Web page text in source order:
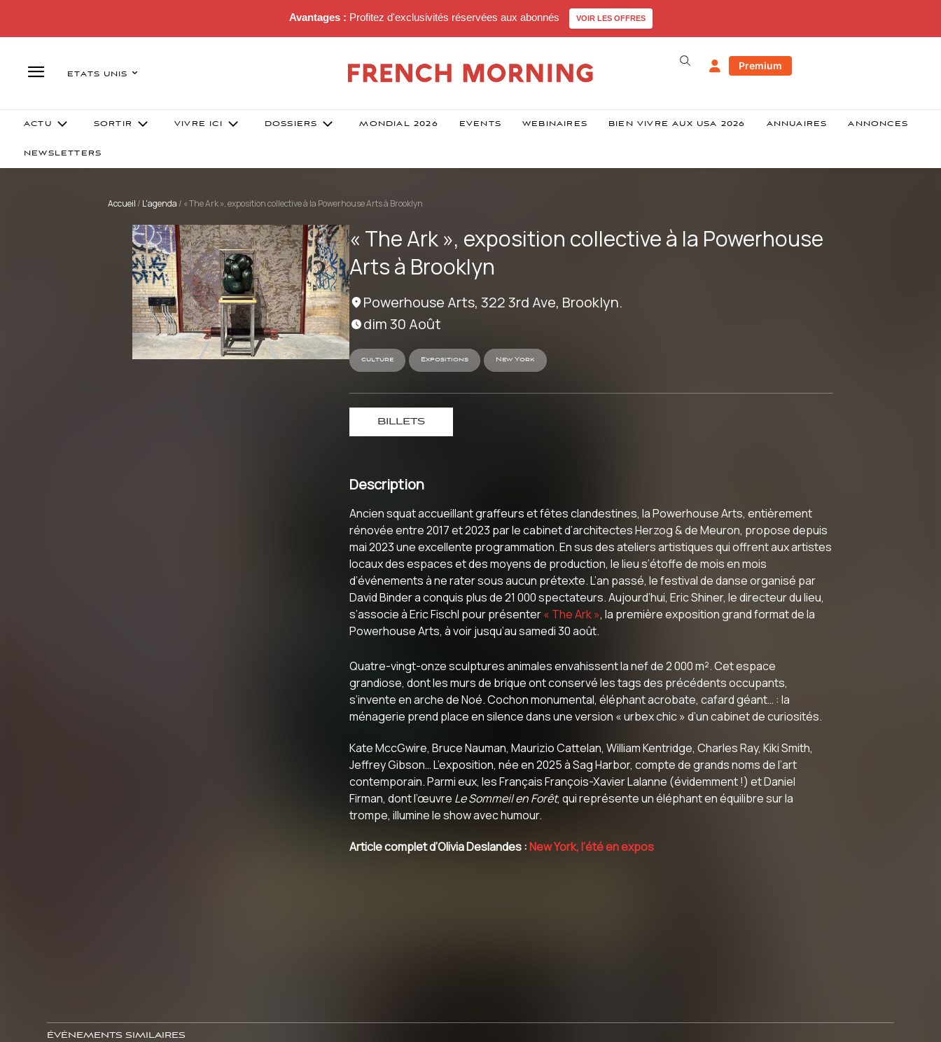
Avantages : Profitez d'exclusivités réservées aux abonnés VOIR LES OFFRES
ETATS UNIS
Premium
ACTU SORTIR VIVRE ICI DOSSIERS MONDIAL 2026 EVENTS WEBINAIRES BIEN VIVRE AUX USA 2026 ANNUAIRES ANNONCES
NEWSLETTERS
Accueil / L'agenda / « The Ark », exposition collective à la Powerhouse Arts à Brooklyn
« The Ark », exposition collective à la Powerhouse
Arts à Brooklyn
Powerhouse Arts, 322 3rd Ave, Brooklyn.
dim 30 Août
culture Expositions New York
BILLETS
Description
Ancien squat accueillant graffeurs et fêtes clandestines, la Powerhouse Arts, entièrement
rénovée entre 2017 et 2023 par le cabinet d’architectes Herzog & de Meuron, propose depuis
mai 2023 une excellente programmation. En sus des ateliers artistiques qui offrent aux artistes
locaux des espaces et des moyens de production, le lieu s’étoffe de mois en mois
d’événements à ne rater sous aucun prétexte. L’an passé, le festival de danse organisé par
David Binder a conquis plus de 21 000 spectateurs. Aujourd’hui, Eric Shiner, le directeur du lieu,
s’associe à Eric Fischl pour présenter« The Ark », la première exposition grand format de la
Powerhouse Arts, à voir jusqu’au samedi 30 août.
Quatre-vingt-onze sculptures animales envahissent la nef de 2 000 m². Cet espace
grandiose, dont les murs de brique ont conservé les tags des précédents occupants,
s’invente en arche de Noé. Cochon monumental, éléphant acrobate, cafard géant… : la
ménagerie prend place en silence dans une version « urbex chic » d’un cabinet de curiosités.
Kate MccGwire, Bruce Nauman, Maurizio Cattelan, William Kentridge, Charles Ray, Kiki Smith,
Jeffrey Gibson… L’exposition, née en 2025 à Sag Harbor, compte de grands noms de l’art
contemporain. Parmi eux, les Français François-Xavier Lalanne (évidemment !) et Daniel
Firman, dont l’œuvre Le Sommeil en Forêt, qui représente un éléphant en équilibre sur la
trompe, illumine le show avec humour.
Article complet d’Olivia Deslandes :New York, l’été en expos
ÉVÈNEMENTS SIMILAIRES